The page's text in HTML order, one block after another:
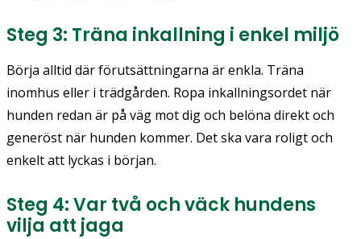
Steg 3: Träna inkallning i enkel miljö
Börja alltid där förutsättningarna är enkla. Träna
inomhus eller i trädgården. Ropa inkallningsordet när
hunden redan är på väg mot dig och belöna direkt och
generöst när hunden kommer. Det ska vara roligt och
enkelt att lyckas i början.
Steg 4: Var två och väck hundens
vilja att jaga